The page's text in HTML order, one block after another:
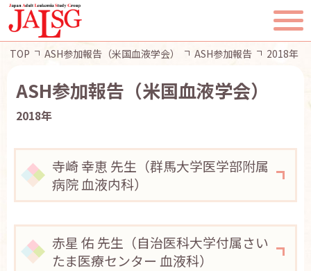
JALSGとは
活動報告
一般・患者様へ
TOP ASH参加報告（米国血液学会） ASH参加報告 2018年
ASH参加報告（米国血液学会）
2018年
寺崎 幸恵 先生（群馬大学医学部附属
病院 血液内科）
赤星 佑 先生（自治医科大学付属さい
たま医療センター 血液科）